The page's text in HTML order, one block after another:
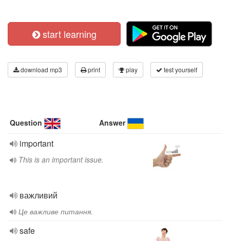
start learning
download mp3 print play test yourself
Question Answer
important
This is an important issue.
важливий
Це важливе питання.
safe